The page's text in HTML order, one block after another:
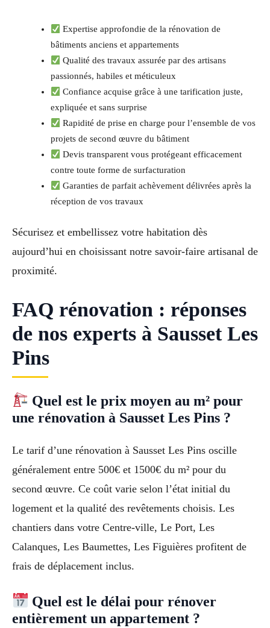
Expertise approfondie de la rénovation de
bâtiments anciens et appartements
Qualité des travaux assurée par des artisans
passionnés, habiles et méticuleux
Confiance acquise grâce à une tarification juste,
expliquée et sans surprise
Rapidité de prise en charge pour l’ensemble de vos
projets de second œuvre du bâtiment
Devis transparent vous protégeant efficacement
contre toute forme de surfacturation
Garanties de parfait achèvement délivrées après la
réception de vos travaux
Sécurisez et embellissez votre habitation dès
aujourd’hui en choisissant notre savoir-faire artisanal de
proximité.
FAQ rénovation : réponses
de nos experts à Sausset Les
Pins
Quel est le prix moyen au m² pour
une rénovation à Sausset Les Pins ?
Le tarif d’une rénovation à Sausset Les Pins oscille
généralement entre 500€ et 1500€ du m² pour du
second œuvre. Ce coût varie selon l’état initial du
logement et la qualité des revêtements choisis. Les
chantiers dans votre Centre-ville, Le Port, Les
Calanques, Les Baumettes, Les Figuières profitent de
frais de déplacement inclus.
Quel est le délai pour rénover
entièrement un appartement ?